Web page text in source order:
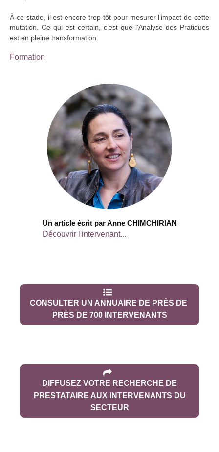
À ce stade, il est encore trop tôt pour mesurer l’impact de cette
mutation. Ce qui est certain, c’est que l’Analyse des Pratiques
est en pleine transformation.
Formation
Un article écrit par Anne CHIMCHIRIAN
Découvrir l'intervenant...
CONSULTER UN ANNUAIRE DE PRÈS DE
PRÈS DE 700 INTERVENANTS
DIFFUSEZ VOTRE RECHERCHE DE
PRESTATAIRE AUX INTERVENANTS DU
SECTEUR